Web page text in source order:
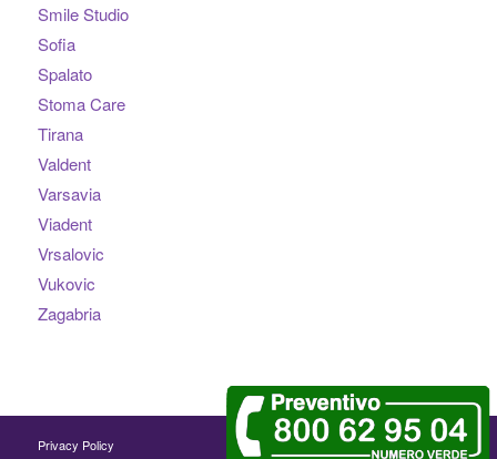
Smile Studio
Sofia
Spalato
Stoma Care
Tirana
Valdent
Varsavia
Viadent
Vrsalovic
Vukovic
Zagabria
Privacy Policy